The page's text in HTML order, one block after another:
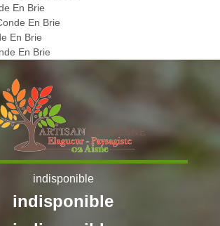
En Brie
En Brie
En Brie
En Brie
indisponible
indisponible